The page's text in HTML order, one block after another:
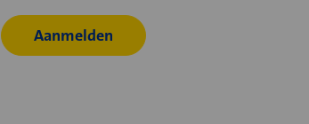
Aanmelden